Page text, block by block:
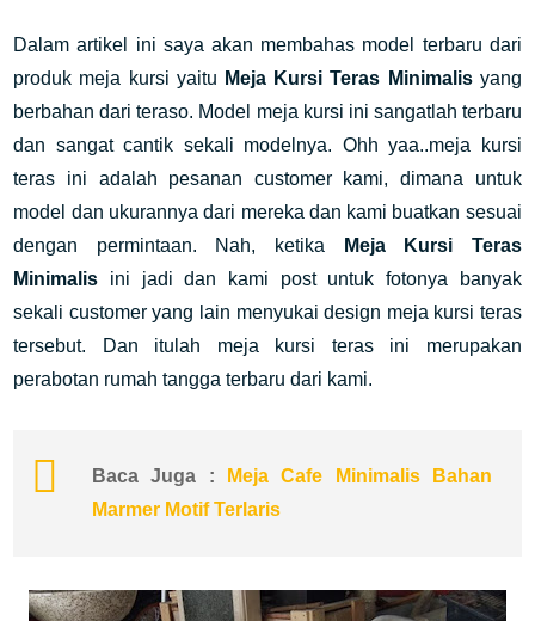
Dalam artikel ini saya akan membahas model terbaru dari
produk meja kursi yaitu Meja Kursi Teras Minimalisyang
berbahan dari teraso. Model meja kursi ini sangatlah terbaru
dan sangat cantik sekali modelnya. Ohh yaa..meja kursi
teras ini adalah pesanan customer kami, dimana untuk
model dan ukurannya dari mereka dan kami buatkan sesuai
dengan permintaan. Nah, ketika
Meja Kursi Teras
Minimalis ini jadi dan kami post untuk fotonya banyak
sekali customer yang lain menyukai design meja kursi teras
tersebut. Dan itulah meja kursi teras ini merupakan
perabotan rumah tangga terbaru dari kami.
Baca Juga :
Meja Cafe Minimalis Bahan
Marmer Motif Terlaris